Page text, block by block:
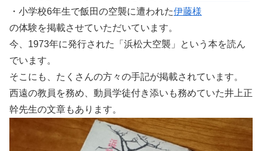
・小学校6年生で飯田の空襲に遭われた伊藤様
の体験を掲載させていただいています。
今、1973年に発行された「浜松大空襲」という本を読ん
でいます。
そこにも、たくさんの方々の手記が掲載されています。
西遠の教員を務め、動員学徒付き添いも務めていた井上正
幹先生の文章もあります。